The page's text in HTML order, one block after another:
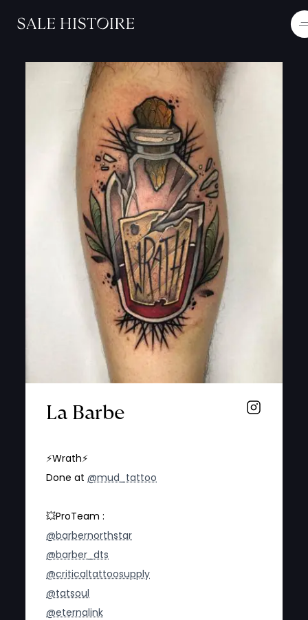
La Barbe
⚡️Wrath⚡️
Done at@mud_tattoo
💥ProTeam :
@barbernorthstar
@barber_dts
@criticaltattoosupply
@tatsoul
@eternalink